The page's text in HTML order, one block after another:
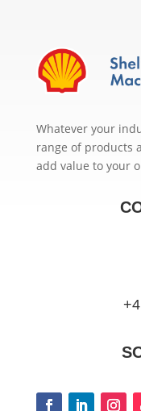
Whatever your
range of products
add value to your